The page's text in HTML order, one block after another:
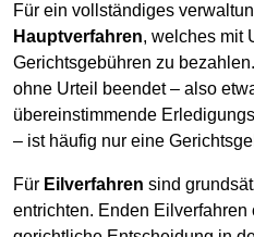
Für ein vollständiges
Hauptverfahren, welches mit
Gerichtsgebühren zu
ohne Urteil beendet – also
übereinstimmende
– ist häufig nur eine
Für Eilverfahren sind
entrichten. Enden